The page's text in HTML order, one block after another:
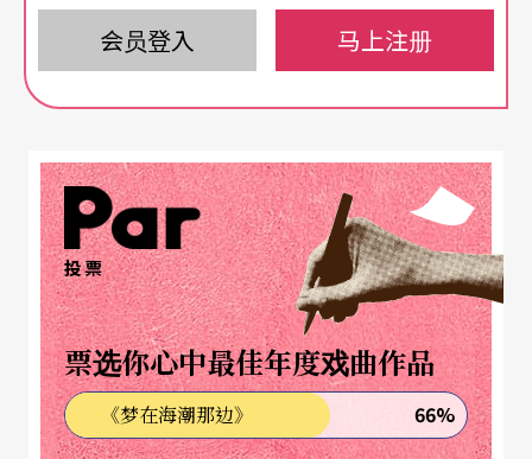
《天堂王国》剧情发生在位于世界边缘的「天堂
岛」，这座如世外桃源般的小岛国，在南方出现了
领土庞大、武力雄厚，一心想并吞天堂岛作为人民
旅游的度假圣地。天堂岛的国王，始终不愿向卡斯
国臣服，卡斯国失去了耐心，计划以武力占领。为
了国家存亡，天皇老下了两项重大的决定……。全
剧虽以寓言手法，强烈呼应台湾纷乱的时局，剧末
仍有温情观照，提供观众拥抱未来的梦想和期待。
（廖俊逞）
会员登入 马上注册
投票
票选你心中最佳年度戏曲作品
《梦在海潮那边》 66%